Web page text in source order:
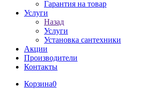
Гарантия на товар
Услуги
Назад
Услуги
Установка сантехники
Акции
Производители
Контакты
Корзина0